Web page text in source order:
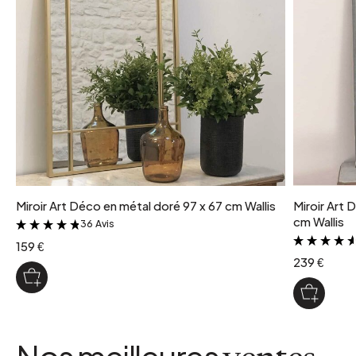
coloris
Miroir Art Déco en métal doré 97 x 67 cm Wallis
&
36 Avis
159 €
Miroir Art
cm Wallis
239 €